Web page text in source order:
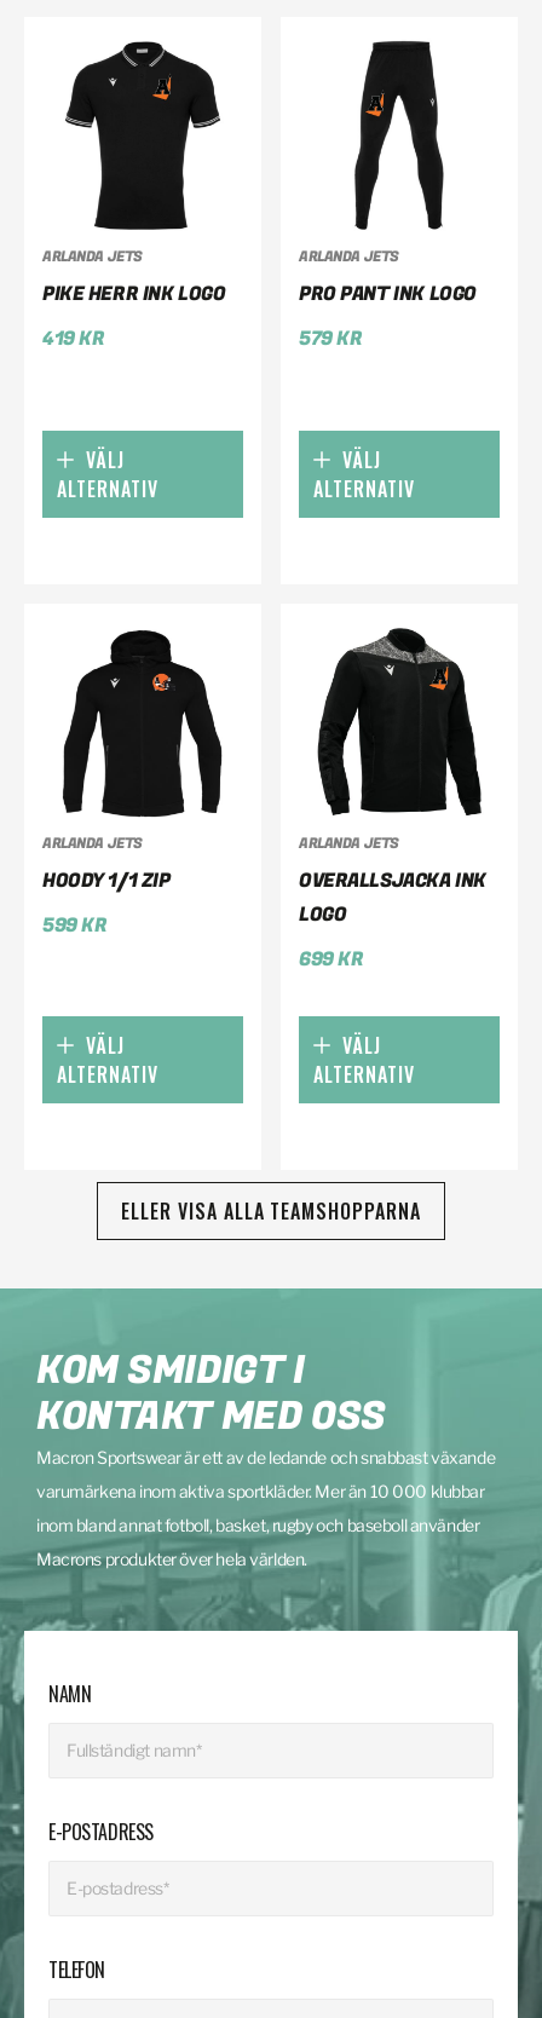
ARLANDA JETS
PIKE HERR INK LOGO
419KR
VÄLJ
ALTERNATIV
ARLANDA JETS
PRO PANT INK LOGO
579KR
VÄLJ
ALTERNATIV
ARLANDA JETS
HOODY 1/1 ZIP
599KR
VÄLJ
ALTERNATIV
ARLANDA JETS
OVERALLSJACKA INK
LOGO
699KR
VÄLJ
ALTERNATIV
ELLER VISA ALLA TEAMSHOPPARNA
KOM SMIDIGT I
KONTAKT MED OSS
Macron Sportswear är ett av de ledande och snabbast växande
varumärkena inom aktiva sportkläder. Mer än 10 000 klubbar
inom bland annat fotboll, basket, rugby och baseboll använder
Macrons produkter över hela världen.
NAMN
E-POSTADRESS
TELEFON